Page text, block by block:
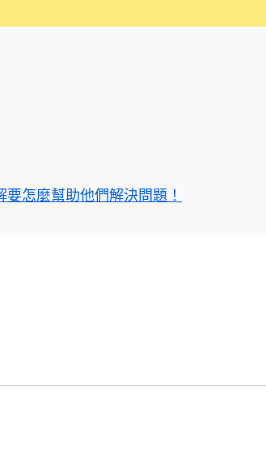
要怎麼幫助他們解決問題！